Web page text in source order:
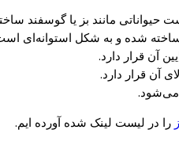
مانند بز یا گوسفند
شده و به شکل استوانه‌ای
آن قرار دارد.
آن قرار دارد.
می‌شود.
را در لیست لینک شده آورده ایم.